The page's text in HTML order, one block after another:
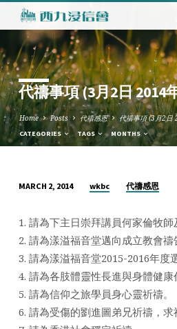
代禱事項 (3月2日 2014
Home Posts 代禱感恩 代禱事項 (3月2日
CATEGORIES TAGS MONTHS
禱
事
項
(3
月
2
日
MARCH 2, 2014 wkbc 代禱感恩
1. 請為下主日崇拜講員何家倫牧師
2. 請為漾溢福音堂邁向成立教會禱
3. 請為漾溢福音堂2015-2016年度
4. 請為各肢體靈性長進與身體健康
5. 請為信仰之旅學員身心靈祈禱。
6. 請為受傷的劉進圖弟兄祈禱，求